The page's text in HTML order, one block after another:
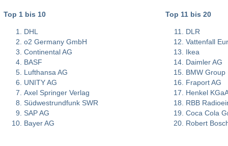
Top 1 bis 10
DHL
o2 Germany GmbH
Continental AG
BASF
Lufthansa AG
UNITY AG
Axel Springer Verlag
Südwestrundfunk SWR
SAP AG
Bayer AG
Top 11 bis 20
DLR
Vattenfall
Ikea
Daimler AG
BMW Group
Fraport AG
Henkel
RBB
Coca Cola
Robert